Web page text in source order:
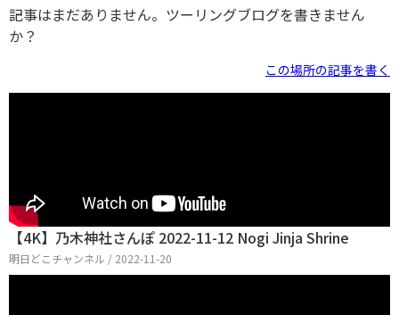
記事はまだありません。ツーリングブログを書きません
か？
この場所の記事を書く
【4K】乃木神社さんぽ 2022-11-12 Nogi Jinja Shrine
明日どこチャンネル / 2022-11-20